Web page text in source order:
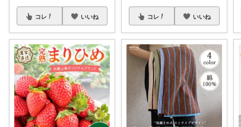
コレ いいね コレ いいね